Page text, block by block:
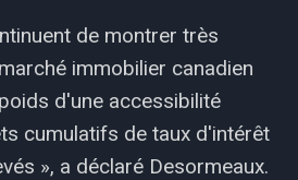
de montrer très
immobilier canadien
d'une accessibilité
cumulatifs de taux d'intérêt
», a déclaré Desormeaux.